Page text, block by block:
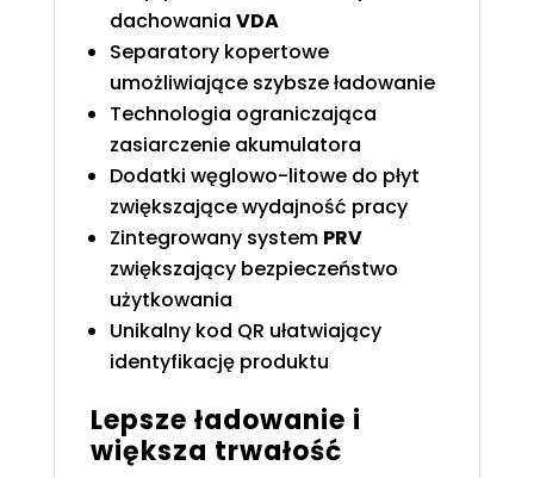
dachowania VDA
Separatory kopertowe
umożliwiające szybsze ładowanie
Technologia ograniczająca
zasiarczenie akumulatora
Dodatki węglowo-litowe do płyt
zwiększające wydajność pracy
Zintegrowany system PRV
zwiększający bezpieczeństwo
użytkowania
Unikalny kod QR ułatwiający
identyfikację produktu
Lepsze ładowanie i
większa trwałość